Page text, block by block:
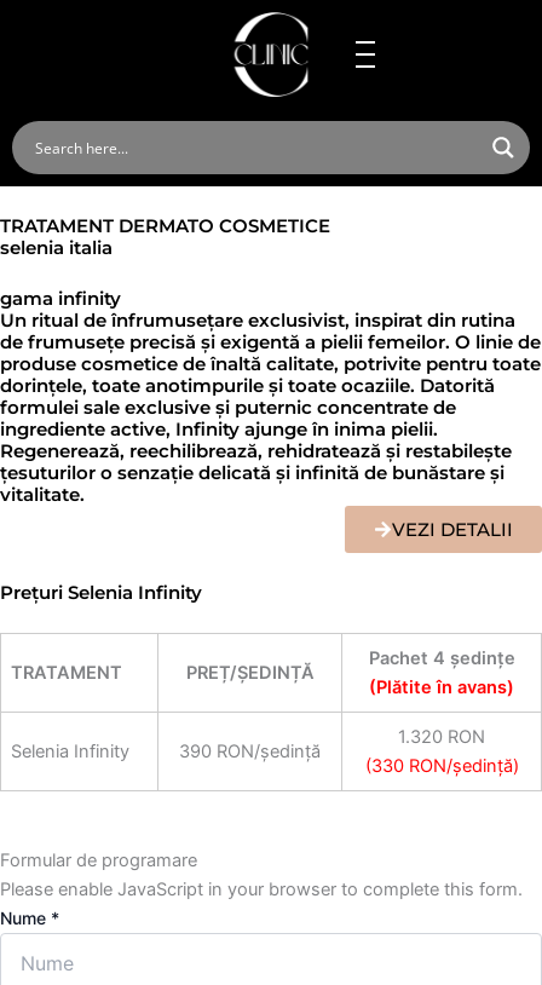
TRATAMENT DERMATO COSMETICE
selenia italia
gama infinity
Un ritual de înfrumusețare exclusivist, inspirat din rutina
de frumusețe precisă și exigentă a pielii femeilor. O linie de
produse cosmetice de înaltă calitate, potrivite pentru toate
dorințele, toate anotimpurile și toate ocaziile. Datorită
formulei sale exclusive și puternic concentrate de
ingrediente active, Infinity ajunge în inima pielii.
Regenerează, reechilibrează, rehidratează și restabilește
țesuturilor o senzație delicată și infinită de bunăstare și
vitalitate.
VEZI DETALII
Prețuri Selenia Infinity
TRATAMENT PREȚ/ȘEDINȚĂ
Pachet 4 ședințe
(Plătite în avans)
Selenia Infinity 390 RON/ședință
1.320 RON
(330 RON/ședință)
Formular de programare
Please enable JavaScript in your browser to complete this form.
Nume *